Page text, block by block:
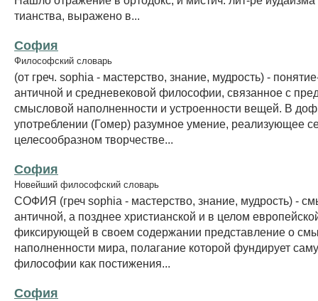
тианства, выражено в...
София
Философский словарь
(от греч. sophia - мастерство, знание, мудрость) -
античной и средневековой философии, связанное с
смысловой наполненности и устроенности вещей. В
употреблении (Гомер) разумное умение, реализующее
целесообразном творчестве...
София
Новейший философский словарь
СОФИЯ (греч sophia - мастерство, знание, мудрость) -
античной, а позднее христианской и в целом
фиксирующей в своем содержании представление о
наполненности мира, полагание которой фундирует
философии как постижения...
София